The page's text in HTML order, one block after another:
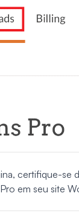
certifique-se
em seu site